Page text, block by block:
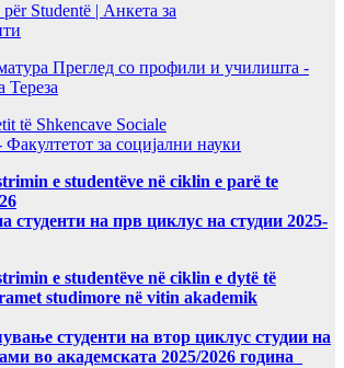
Studentë | Анкета за
Преглед со профили и училишта -
Тереза
të Shkencave Sociale
за социјални науки
e studentëve në ciklin e parë te
студенти на прв циклус на студии 2025-
e studentëve në ciklin e dytë të
studimore në vitin akademik
студенти на втор циклус студии на
во академската 2025/2026 година